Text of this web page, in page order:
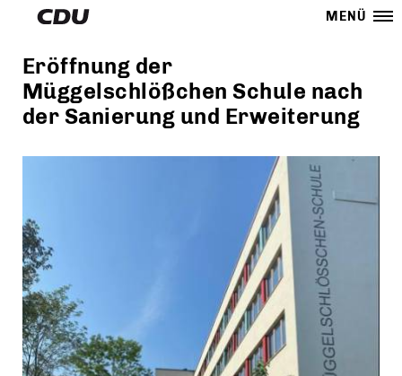
MENÜ
Eröffnung der
Müggelschlößchen Schule nach
der Sanierung und Erweiterung